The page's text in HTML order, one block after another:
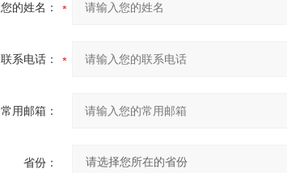
您的姓名：
联系电话：
常用邮箱：
省份：